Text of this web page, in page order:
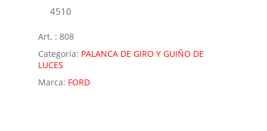
4510
Art. : 808
Categoría: PALANCA DE GIRO Y GUIÑO DE
LUCES
Marca: FORD